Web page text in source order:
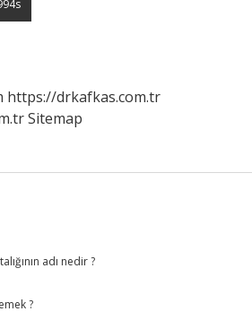
https://drkafkas.com.tr
Sitemap
adı nedir ?
?